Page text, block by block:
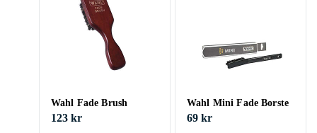
Wahl Fade Brush
123 kr
Wahl Mini Fade Borste
69 kr